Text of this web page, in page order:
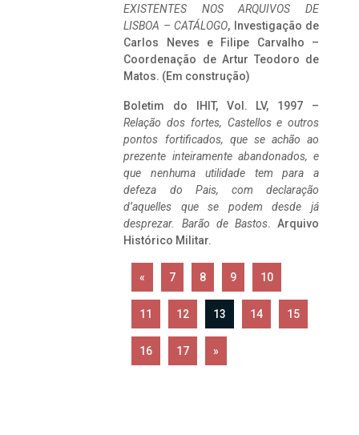
EXISTENTES NOS ARQUIVOS DE
LISBOA – CATÁLOGO, Investigação de
Carlos Neves e Filipe Carvalho –
Coordenação de Artur Teodoro de
Matos. (Em construção)
Boletim do IHIT, Vol. LV, 1997 –
Relação dos fortes, Castellos e outros
pontos fortificados, que se achão ao
prezente inteiramente abandonados, e
que nenhuma utilidade tem para a
defeza do Pais, com declaração
d’aquelles que se podem desde já
desprezar. Barão de Bastos. Arquivo
Histórico Militar.
« 7 8 9 10
11 12 13 14 15
16 17 »